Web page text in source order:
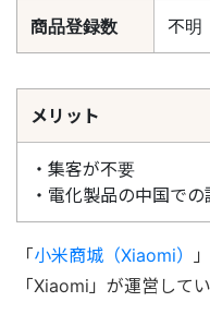
商品登録数 不明
メリット
・集客が不要
・電化製品の中国で
「小米商城（Xiaomi）
「Xiaomi」が運営して